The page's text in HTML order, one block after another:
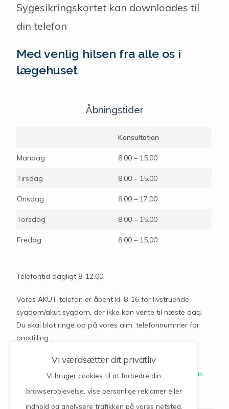
Sygesikringskortet kan downloades til
din telefon
Med venlig hilsen fra alle os i
lægehuset
Åbningstider
Konsultation
Mandag 8.00 – 15.00
Tirsdag 8.00 – 15.00
Onsdag 8.00 – 17.00
Torsdag 8.00 – 15.00
Fredag 8.00 – 15.00
Telefontid dagligt 8-12.00.
Vores AKUT-telefon er åbent kl. 8-16 for livstruende
sygdom/akut sygdom, der ikke kan vente til næste dag.
Du skal blot ringe op på vores alm. telefonnummer for
omstilling.
Onsdag efter kl. 12.00 henviser vi dog til Lægerne i
Lunderskov på tlf. 75585033 ved AKUT opstået sygdom.
Vi værdsætter dit privatliv
Vi bruger cookies til at forbedre din
browseroplevelse, vise personlige reklamer eller
indhold og analysere trafikken på vores netsted.